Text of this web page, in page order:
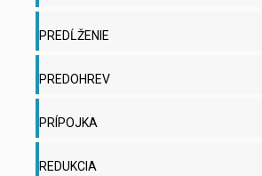
PREDĹŽENIE
PREDOHREV
PRÍPOJKA
REDUKCIA